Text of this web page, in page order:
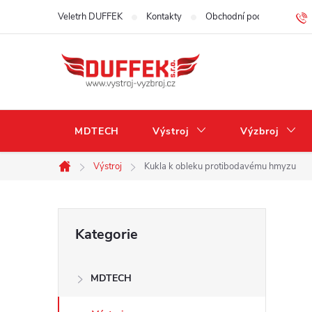
Veletrh DUFFEK Kontakty Obchodní podmínky
MDTECH Výstroj Výzbroj
Domů
Výstroj Kukla k obleku protibodavému hmyzu
s
kategorie
Kategorie
MDTECH